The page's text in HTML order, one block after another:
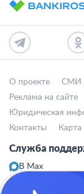
О проекте СМИ
Реклама на сайте
Юридическая
Контакты
Карта
Служба
В Max